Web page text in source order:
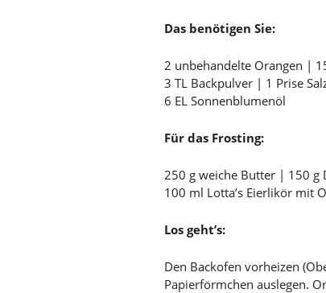
Das benötigen Sie:
2 unbehandelte Orangen |
3 TL Backpulver | 1 Prise
6 EL Sonnenblumenöl
Für das Frosting:
250 g weiche Butter | 150 g
100 ml Lotta’s Eierlikör mit
Los geht’s:
Den Backofen vorheizen
Papierförmchen auslegen.